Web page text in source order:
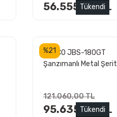
56.555,00 TL
Tükendi
%21
JETCO JBS-180GT
Şanzımanlı Metal Şerit
121.060,00 TL
95.635,00 TL
Tükendi